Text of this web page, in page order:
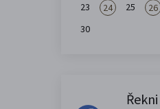
23
24 25 26
30